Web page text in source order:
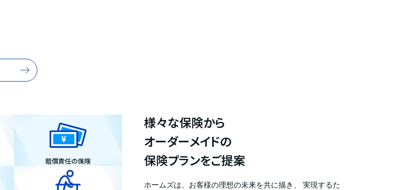
賠償責任の保険
様々な保険から
オーダーメイドの
保険プランをご提案
ホームズは、お客様の理想の未来を共に描き、 実現するた